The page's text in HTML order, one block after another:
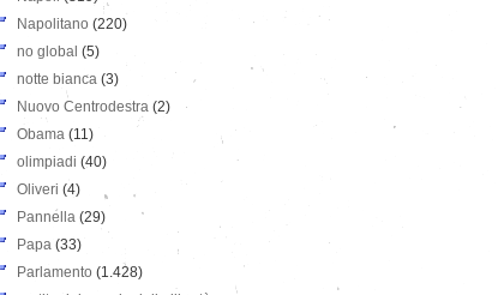
Napolitano (220)
no global (5)
notte bianca (3)
Nuovo Centrodestra (2)
Obama (11)
olimpiadi (40)
Oliveri (4)
Pannella (29)
Papa (33)
Parlamento (1.428)